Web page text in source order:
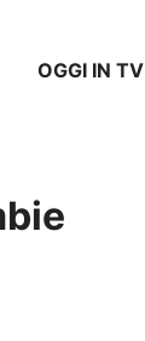
OGGI IN TV